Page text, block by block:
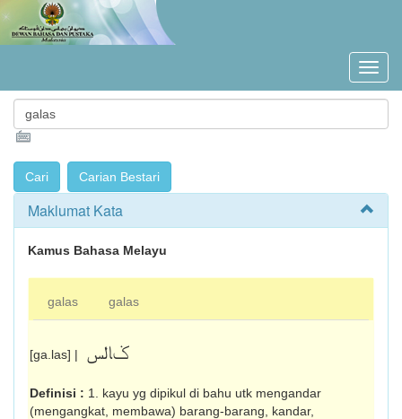
Maklumat Kata
Kamus Bahasa Melayu
galas galas
[ga.las] | ݢالس
Definisi : 1. kayu yg dipikul di bahu utk mengandar
(mengangkat, membawa) barang-barang, kandar,